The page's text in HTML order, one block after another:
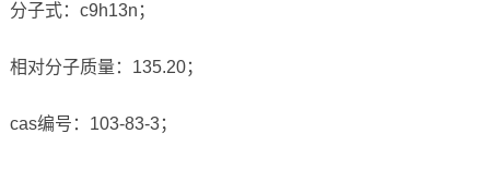
分子式：c9h13n；
相对分子质量：135.20；
cas编号：103-83-3；